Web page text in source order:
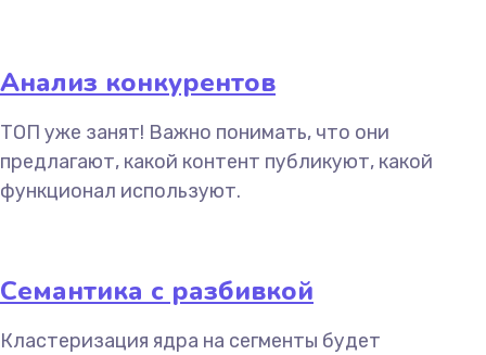
Анализ конкурентов
ТОП уже занят! Важно понимать, что они
предлагают, какой контент публикуют, какой
функционал используют.
Семантика с разбивкой
Кластеризация ядра на сегменты будет